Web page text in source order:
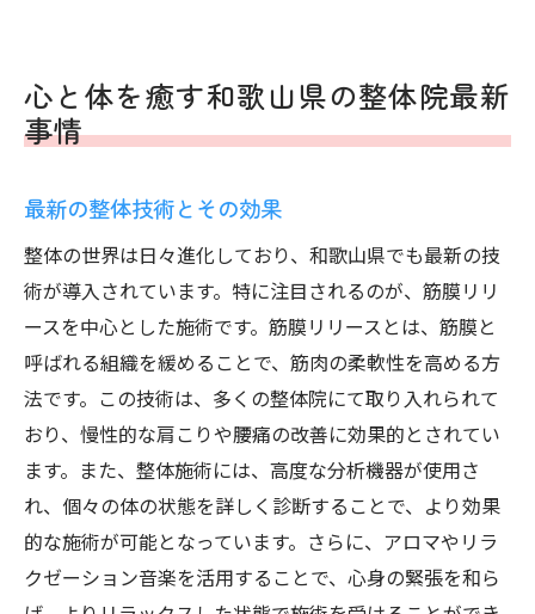
心と体を癒す和歌山県の整体院最新
事情
最新の整体技術とその効果
整体の世界は日々進化しており、和歌山県でも最新の技
術が導入されています。特に注目されるのが、筋膜リリ
ースを中心とした施術です。筋膜リリースとは、筋膜と
呼ばれる組織を緩めることで、筋肉の柔軟性を高める方
法です。この技術は、多くの整体院にて取り入れられて
おり、慢性的な肩こりや腰痛の改善に効果的とされてい
ます。また、整体施術には、高度な分析機器が使用さ
れ、個々の体の状態を詳しく診断することで、より効果
的な施術が可能となっています。さらに、アロマやリラ
クゼーション音楽を活用することで、心身の緊張を和ら